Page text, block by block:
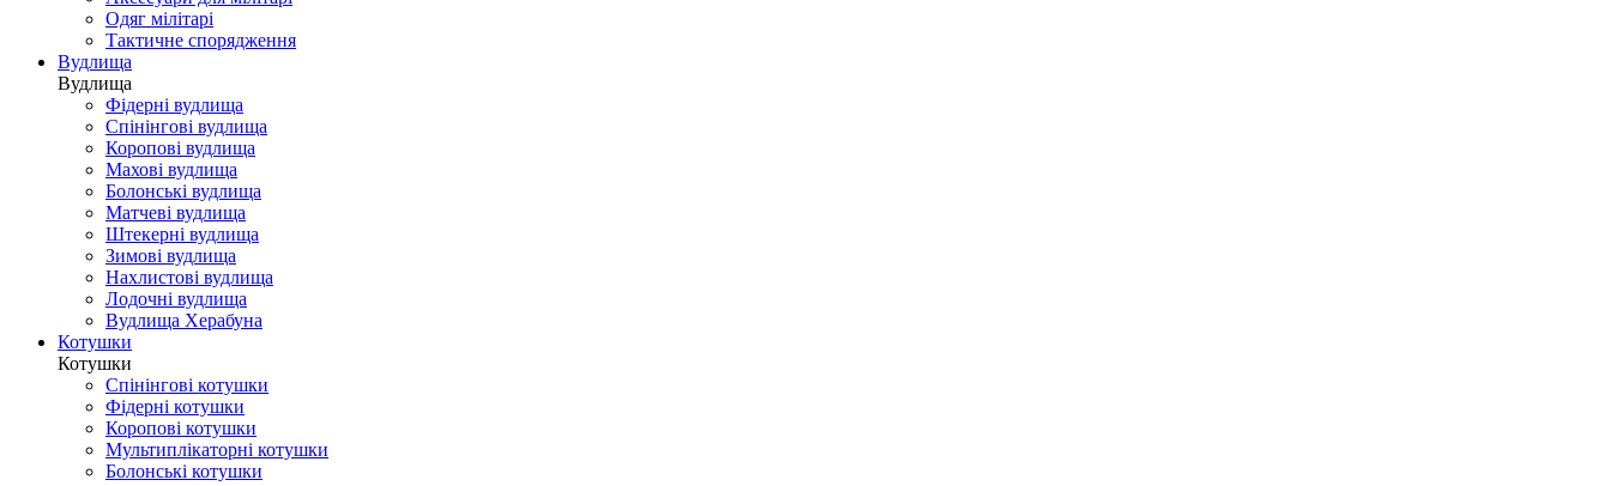
Одяг мілітарі
Тактичне спорядження
Вудлища
Вудлища
Фідерні вудлища
Спінінгові вудлища
Коропові вудлища
Махові вудлища
Болонські вудлища
Матчеві вудлища
Штекерні вудлища
Зимові вудлища
Нахлистові вудлища
Лодочні вудлища
Вудлища Херабуна
Котушки
Котушки
Спінінгові котушки
Фідерні котушки
Коропові котушки
Мультиплікаторні котушки
Болонські котушки